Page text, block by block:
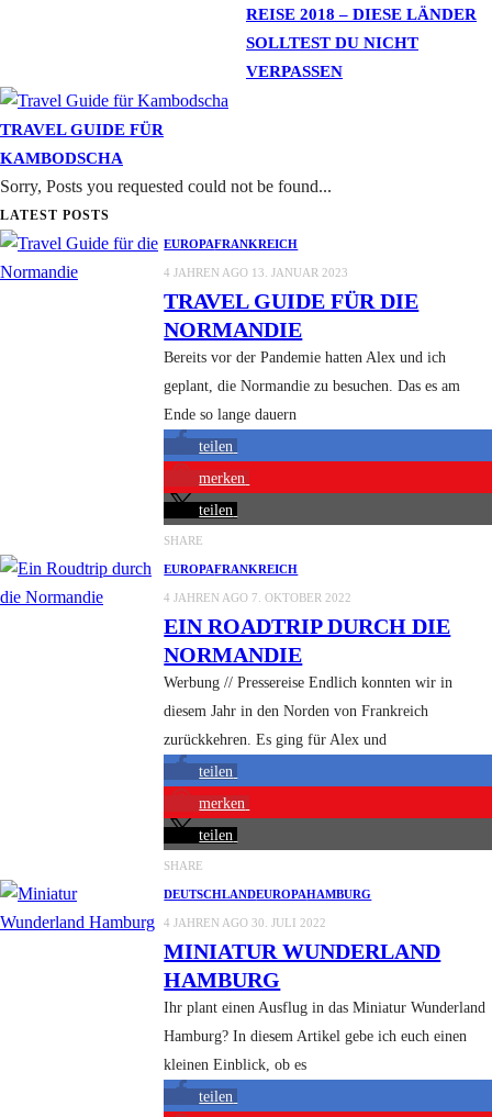
REISE 2018 – DIESE LÄNDER
SOLLTEST DU NICHT
VERPASSEN
TRAVEL GUIDE FÜR
KAMBODSCHA
Sorry, Posts you requested could not be found...
LATEST POSTS
EUROPAFRANKREICH
4 JAHREN AGO 13. JANUAR 2023
TRAVEL GUIDE FÜR DIE
NORMANDIE
Bereits vor der Pandemie hatten Alex und ich
geplant, die Normandie zu besuchen. Das es am
Ende so lange dauern
teilen
merken
teilen
SHARE
EUROPAFRANKREICH
4 JAHREN AGO 7. OKTOBER 2022
EIN ROADTRIP DURCH DIE
NORMANDIE
Werbung // Pressereise Endlich konnten wir in
diesem Jahr in den Norden von Frankreich
zurückkehren. Es ging für Alex und
teilen
merken
teilen
SHARE
DEUTSCHLANDEUROPAHAMBURG
4 JAHREN AGO 30. JULI 2022
MINIATUR WUNDERLAND
HAMBURG
Ihr plant einen Ausflug in das Miniatur Wunderland
Hamburg? In diesem Artikel gebe ich euch einen
kleinen Einblick, ob es
teilen